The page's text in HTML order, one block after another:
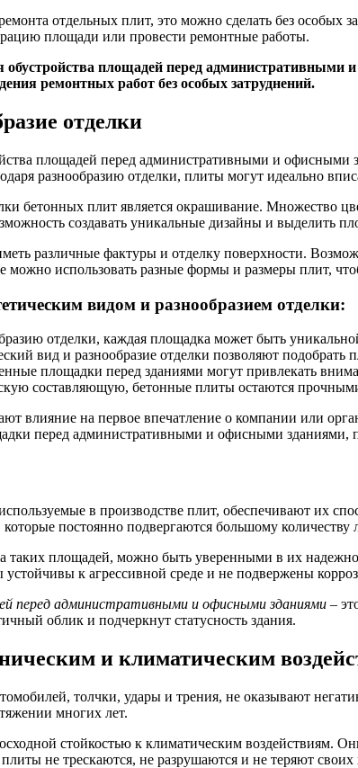
отдельных плит, это можно сделать без особых
площади или провести ремонтные работы.
обустройства площадей перед
ремонтных работ без особых затруднений.
отделки
площадей перед административными и офисными
разнообразию отделки, плиты могут идеально
бетонных плит является окрашивание. Множество
создавать уникальные дизайны и выделить
различные фактуры и отделку поверхности.
использовать разные формы и размеры плит,
видом и разнообразием отделки:
отделки, каждая площадка может быть
вид и разнообразие отделки позволяют
площадки перед зданиями могут привлекать
составляющую, бетонные плиты остаются
влияние на первое впечатление о компании или
перед административными и офисными зданиями,
в производстве плит, обеспечивают их
постоянно подвергаются большому количеству
площадей, можно быть уверенными в их
к агрессивной среде и не подвержены
перед административными и офисными зданиями –
облик и подчеркнут статусность здания.
и климатическим
толчки, удары и трения, не оказывают
многих лет.
стойкостью к климатическим воздействиям.
не трескаются, не разрушаются и не теряют